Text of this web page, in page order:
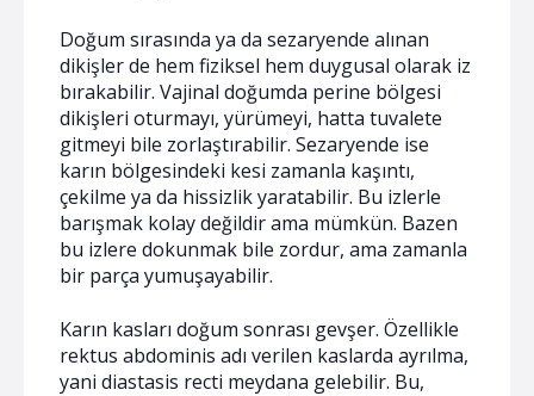
Doğum sırasında ya da sezaryende alınan
dikişler de hem fiziksel hem duygusal olarak iz
bırakabilir. Vajinal doğumda perine bölgesi
dikişleri oturmayı, yürümeyi, hatta tuvalete
gitmeyi bile zorlaştırabilir. Sezaryende ise
karın bölgesindeki kesi zamanla kaşıntı,
çekilme ya da hissizlik yaratabilir. Bu izlerle
barışmak kolay değildir ama mümkün. Bazen
bu izlere dokunmak bile zordur, ama zamanla
bir parça yumuşayabilir.
Karın kasları doğum sonrası gevşer. Özellikle
rektus abdominis adı verilen kaslarda ayrılma,
yani diastasis recti meydana gelebilir. Bu,